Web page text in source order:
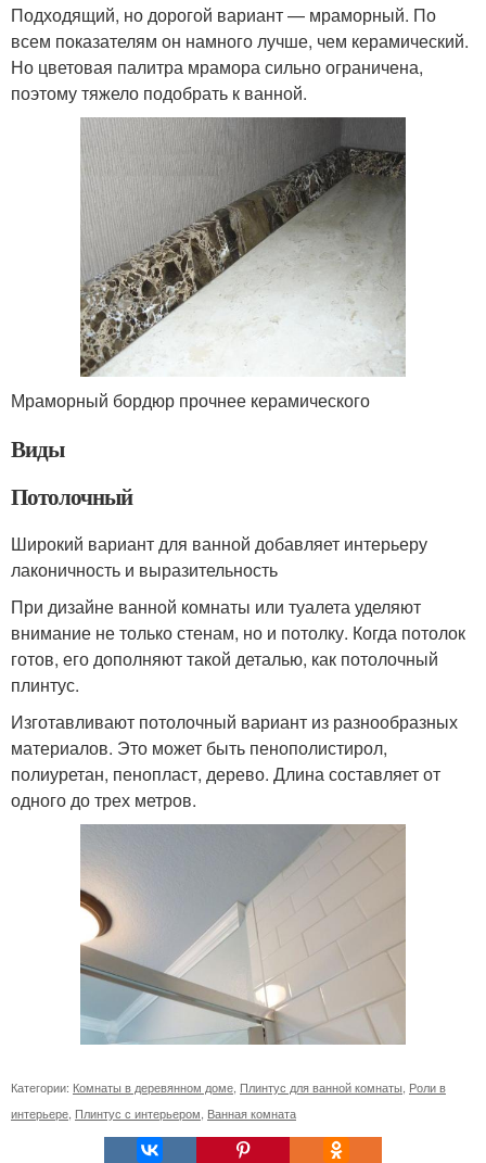
Подходящий, но дорогой вариант — мраморный. По
всем показателям он намного лучше, чем керамический.
Но цветовая палитра мрамора сильно ограничена,
поэтому тяжело подобрать к ванной.
Мраморный бордюр прочнее керамического
Виды
Потолочный
Широкий вариант для ванной добавляет интерьеру
лаконичность и выразительность
При дизайне ванной комнаты или туалета уделяют
внимание не только стенам, но и потолку. Когда потолок
готов, его дополняют такой деталью, как потолочный
плинтус.
Изготавливают потолочный вариант из разнообразных
материалов. Это может быть пенополистирол,
полиуретан, пенопласт, дерево. Длина составляет от
одного до трех метров.
Категории: Комнаты в деревянном доме Плинтус для ванной комнаты Роли в
интерьере Плинтус с интерьером Ванная комната